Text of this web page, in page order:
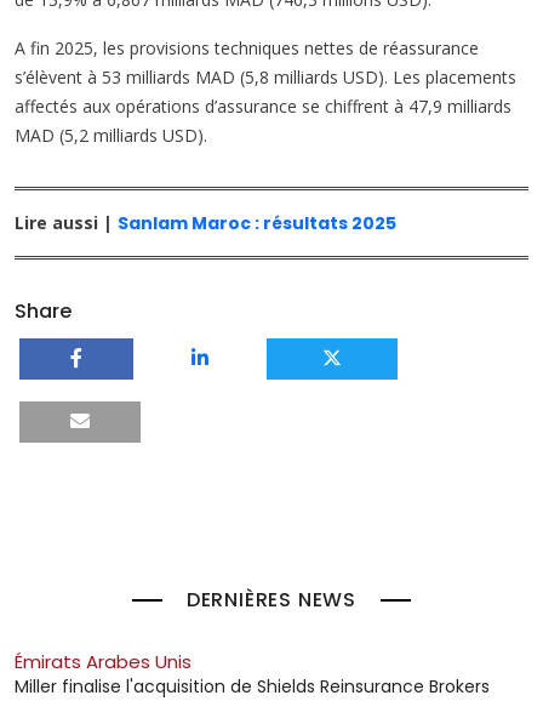
A fin 2025, les provisions techniques nettes de réassurance
s’élèvent à 53 milliards MAD (5,8 milliards USD). Les placements
affectés aux opérations d’assurance se chiffrent à 47,9 milliards
MAD (5,2 milliards USD).
Lire aussi | Sanlam Maroc : résultats 2025
Share
DERNIÈRES NEWS
Émirats Arabes Unis
Miller finalise l'acquisition de Shields Reinsurance Brokers